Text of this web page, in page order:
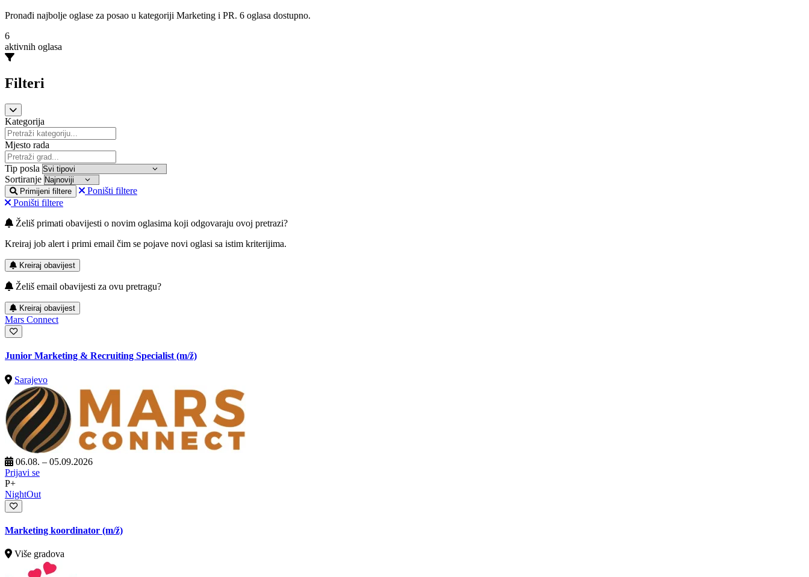
Pronađi najbolje oglase za posao u kategoriji Marketing i PR. 6 oglasa dostupno.
6
aktivnih oglasa
Filteri
Kategorija
Mjesto rada
Tip posla
Sortiranje
Primijeni filtere
Poništi filtere
Poništi filtere
Želiš primati obavijesti o novim oglasima koji odgovaraju ovoj pretrazi?
Kreiraj job alert i primi email čim se pojave novi oglasi sa istim kriterijima.
Kreiraj obavijest
Želiš email obavijesti za ovu pretragu?
Kreiraj obavijest
Mars Connect
Junior Marketing & Recruiting Specialist(m/ž)
Sarajevo
06.08. – 05.09.2026
Prijavi se
P+
NightOut
Marketing koordinator (m/ž)
Više gradova